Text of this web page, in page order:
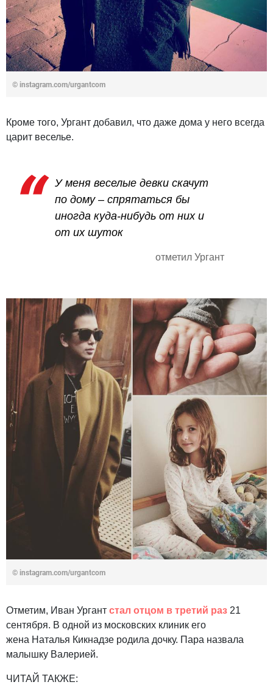
© instagram.com/urgantcom
Кроме того, Ургант добавил, что даже дома у него всегда
царит веселье.
У меня веселые девки скачут
по дому – спрятаться бы
иногда куда-нибудь от них и
от их шуток
отметил Ургант
© instagram.com/urgantcom
Отметим, Иван Ургант стал отцом в третий раз 21
сентября. В одной из московских клиник его
жена Наталья Кикнадзе родила дочку. Пара назвала
малышку Валерией.
ЧИТАЙ ТАКЖЕ: